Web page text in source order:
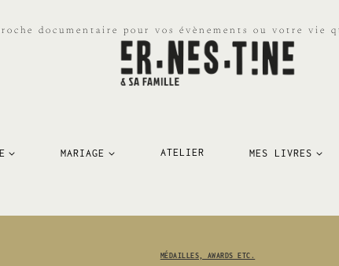
documentaire pour vos évènements ou votre vie
MARIAGE ATELIER MES LIVRES
MÉDAILLES, AWARDS ETC.